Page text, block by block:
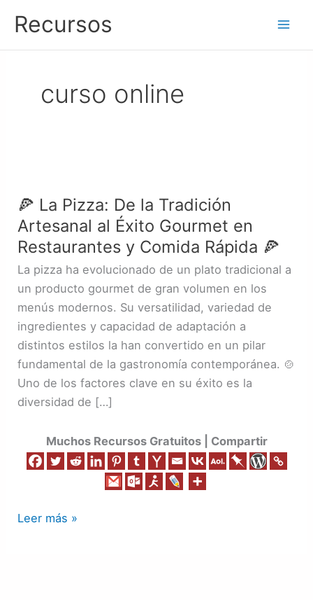
contenido
Recursos
curso online
🍕 La Pizza: De la Tradición
Artesanal al Éxito Gourmet en
Restaurantes y Comida Rápida 🍕
La pizza ha evolucionado de un plato tradicional a
un producto gourmet de gran volumen en los
menús modernos. Su versatilidad, variedad de
ingredientes y capacidad de adaptación a
distintos estilos la han convertido en un pilar
fundamental de la gastronomía contemporánea. 🍲
Uno de los factores clave en su éxito es la
diversidad de […]
Muchos Recursos Gratuitos | Compartir
Pizza:
De
la
Artesanal
Gourmet
🍕
Leer más »